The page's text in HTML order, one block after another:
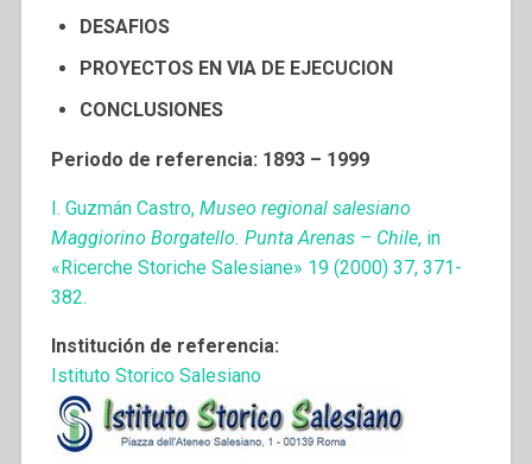
DESAFIOS
PROYECTOS EN VIA DE EJECUCION
CONCLUSIONES
Periodo de referencia: 1893 – 1999
I. Guzmán Castro, Museo regional salesiano
Maggiorino Borgatello. Punta Arenas – Chile, in
«Ricerche Storiche Salesiane» 19 (2000) 37, 371-
382.
Institución de referencia:
Istituto Storico Salesiano